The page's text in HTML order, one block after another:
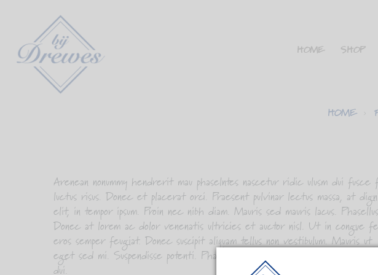
HOME SHOP
HOME
Arenean nonummy hendrerit mau phaselntes nascetur ridic ulusm dui
luctus risus. Donec et placerat orci. Praesent pulvinar lectus massa, at
elit, in tempor ipsum. Proin nec nibh diam. Mauris sed mauris lacus.
Donec at lorem ac dolor venenatis ultricies et auctor nisl. Ut in congue
eros semper feugiat. Donec suscipit aliquam tellus non vestibulum. Mauris
eget sed mi. Suspendisse potenti. Phasellus adipiscing vulputate pharetra.
dui.